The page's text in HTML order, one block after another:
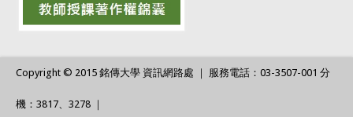
Copyright © 2015 銘傳大學 資訊網路處 ｜ 服務電話：03-3507-001 分
機：3817、3278 ｜